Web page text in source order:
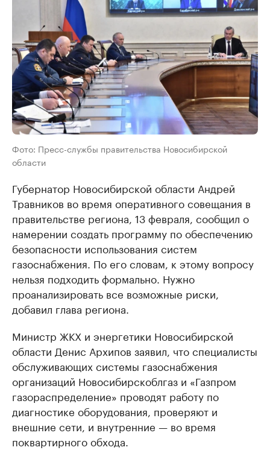
Фото: Пресс-службы правительства Новосибирской
области
Губернатор Новосибирской области Андрей
Травников во время оперативного совещания в
правительстве региона, 13 февраля, сообщил о
намерении создать программу по обеспечению
безопасности использования систем
газоснабжения. По его словам, к этому вопросу
нельзя подходить формально. Нужно
проанализировать все возможные риски,
добавил глава региона.
Министр ЖКХ и энергетики Новосибирской
области Денис Архипов заявил, что специалисты
обслуживающих системы газоснабжения
организаций Новосибирскоблгаз и «Газпром
газораспределение» проводят работу по
диагностике оборудования, проверяют и
внешние сети, и внутренние — во время
поквартирного обхода.